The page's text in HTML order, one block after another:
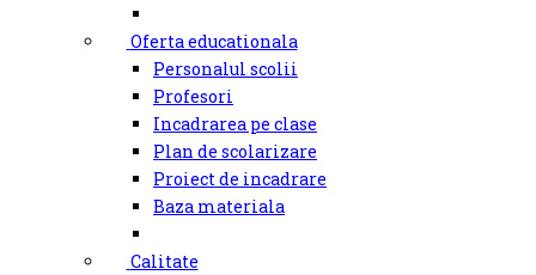
Oferta educationala
Personalul scolii
Profesori
Incadrarea pe clase
Plan de scolarizare
Proiect de incadrare
Baza materiala
Calitate